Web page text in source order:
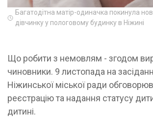
Багатодітна матір-одиначка покинула
дівчинку у пологовому будинку в Ніжині
Що робити з немовлям - згодом
чиновники. 9 листопада на
Ніжинської міської ради
реєстрацію та надання статусу
дитині.